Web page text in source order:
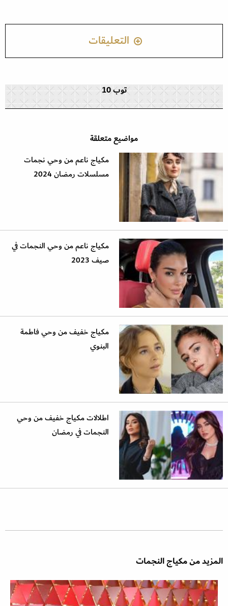
التعليقات
توب 10
مواضيع متعلقة
مكياج ناعم من وحي نجمات
مسلسلات رمضان 2024
مكياج ناعم من وحي النجمات في
صيف 2023
مكياج خفيف من وحي فاطمة
البنوي
اطلالات مكياج خفيف من وحي
النجمات في رمضان
المزيد من مكياج النجمات